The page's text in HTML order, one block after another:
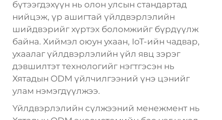
бүтээгдэхүүн нь олон улсын стандартад
нийцэж, үр ашигтай үйлдвэрлэлийн
шийдвэрийг хүртэх боломжийг бүрдүүлж
байна. Хиймэл оюун ухаан, IoT-ийн чадвар,
ухаалаг үйлдвэрлэлийн үйл явц зэрэг
дэвшилтэт технологийг нэгтгэсэн нь
Хятадын ODM үйлчилгээний үнэ цэнийг
улам нэмэгдүүлжээ.
Үйлдвэрлэлийн сүлжээний менежмент нь